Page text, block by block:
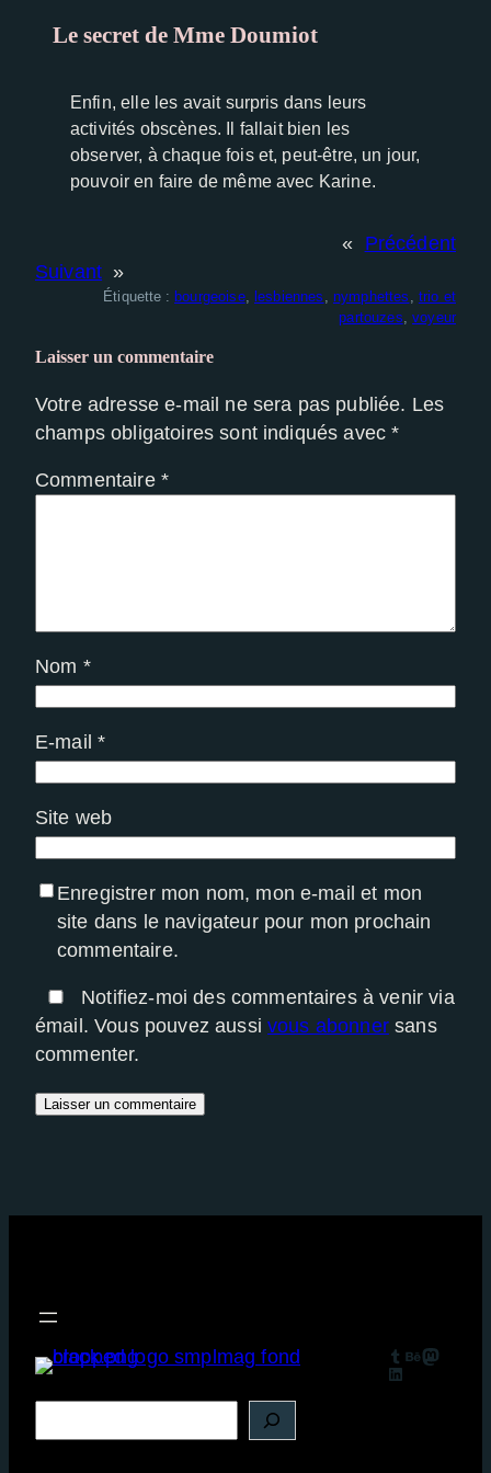
Le secret de Mme Doumiot
Enfin, elle les avait surpris dans leurs
activités obscènes. Il fallait bien les
observer, à chaque fois et, peut-être, un jour,
pouvoir en faire de même avec Karine.
«
Précédent
Suivant »
Étiquette : bourgeoise, lesbiennes nymphettes
trio et
partouzes , voyeur
Laisser un commentaire
Votre adresse e-mail ne sera pas publiée. Les
champs obligatoires sont indiqués avec*
Commentaire *
Nom *
E-mail*
Site web
Enregistrer mon nom, mon e-mail et mon
site dans le navigateur pour mon prochain
commentaire.
Notifiez-moi des commentaires à venir via
émail. Vous pouvez aussivous abonnersans
commenter.
Tumblr Behance Mastodon
LinkedIn
e
Experience
site Web
fonctionne
aussi bien
que possible
lors de votre
certaines
fonctionnalités